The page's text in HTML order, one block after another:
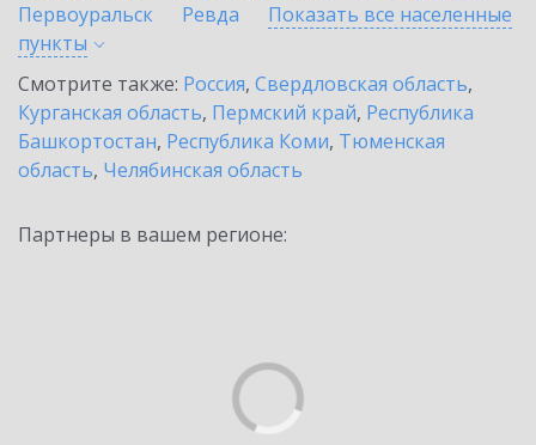
Первоуральск
Ревда
Показать все населенные
пункты
Смотрите также: Россия, Свердловская область,
Курганская область, Пермский край, Республика
Башкортостан, Республика Коми, Тюменская
область, Челябинская область
Партнеры в вашем регионе: